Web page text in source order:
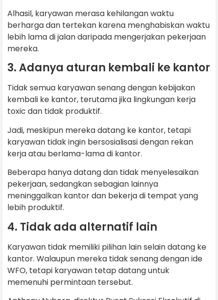
Alhasil, karyawan merasa kehilangan waktu
berharga dan tertekan karena menghabiskan waktu
lebih lama di jalan daripada mengerjakan pekerjaan
mereka.
3. Adanya aturan kembali ke kantor
Tidak semua karyawan senang dengan kebijakan
kembali ke kantor, terutama jika lingkungan kerja
toxic dan tidak produktif.
Jadi, meskipun mereka datang ke kantor, tetapi
karyawan tidak ingin bersosialisasi dengan rekan
kerja atau berlama-lama di kantor.
Beberapa hanya datang dan tidak menyelesaikan
pekerjaan, sedangkan sebagian lainnya
meninggalkan kantor dan bekerja di tempat yang
lebih produktif.
4. Tidak ada alternatif lain
Karyawan tidak memiliki pilihan lain selain datang ke
kantor. Walaupun mereka tidak senang dengan ide
WFO, tetapi karyawan tetap datang untuk
memenuhi permintaan tersebut.